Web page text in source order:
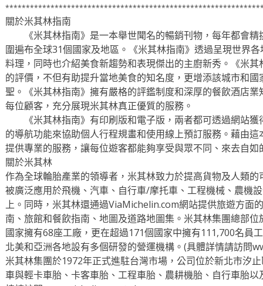
關於米其林指南
《米其林指南》是一本舉世聞名的暢銷刊物，每年都會精
圍遍布全球31個國家及地區。《米其林指南》透過呈現世界
料理，同時也介紹美食新趨勢和表現傑出的主廚新秀。《米
的評價，不但有助提升當地美食的知名度，更增添該城市和
聖。《米其林指南》擁有嚴格的評鑑制度和深厚的餐飲酒店
每位顧客，充分展現米其林真正優質的服務。
《米其林指南》有印刷版和電子版，兩者都可透過網站獲
的導航功能來協助個人行程規畫和使用線上預訂服務。藉由
提供專業的服務，讓每位遊客都能夠享受與眾不同、來去自如
關於米其林
作為全球輪胎產業的領導者，米其林致力於提高貨物及人類
被廣泛應用於飛機、汽車、自行車/摩托車、工程機械、農機
上。同時，米其林還通過ViaMichelin.com網站提供旅遊方面
南、旅館和餐飲指南、地圖及道路地圖集。米其林集團總部
國家擁有68座工廠，更在超過171個國家中擁有111,700名員
北美和亞洲各地設有多個研發的營運機構。(具體詳情請訪問
米其林集團於1972年正式進駐台灣市場，公司位於新北市汐
車與輕卡車胎、卡客車胎、工程車胎、農耕機胎、自行車胎